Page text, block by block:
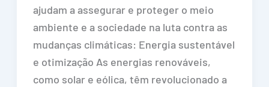
ajudam a assegurar e proteger o meio
ambiente e a sociedade na luta contra as
mudanças climáticas: Energia sustentável
e otimização As energias renováveis,
como solar e eólica, têm revolucionado a